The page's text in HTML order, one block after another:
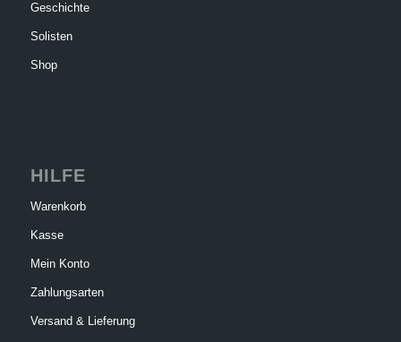
Geschichte
Solisten
Shop
HILFE
Warenkorb
Kasse
Mein Konto
Zahlungsarten
Versand & Lieferung